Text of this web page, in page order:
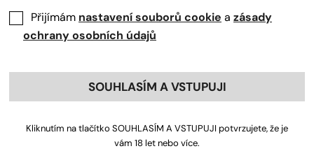
Zjistěte, jak kanabinoidy ovlivňují endokanabinoidní
systém a jak THC navozuje své účinky. Objevte rozdíly
nových sloučenin! Připravte se na kompletní studijní kurz
ve výzkumu kanabinoidů.
Přijímám nastavení souborů cookie a zásady
ochrany osobních údajů
SOUHLASÍM A VSTUPUJI
Kliknutím na tlačítko SOUHLASÍM A VSTUPUJI potvrzujete, že je
vám 18 let nebo více.